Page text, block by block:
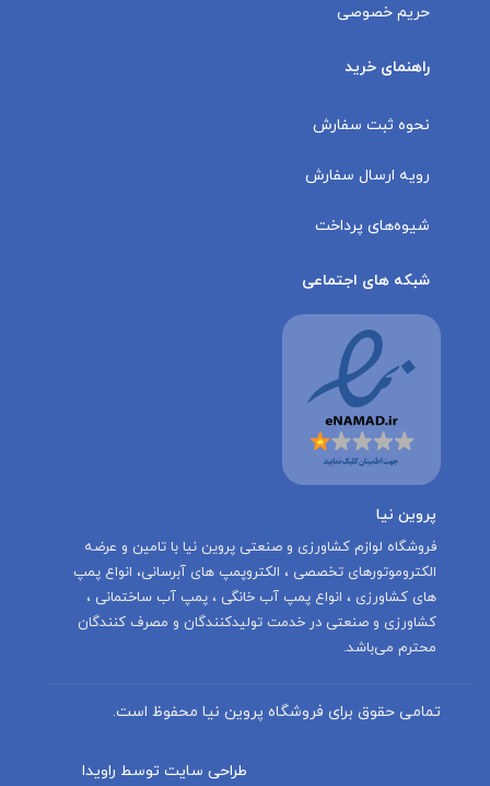
حریم خصوصی
راهنمای خرید
نحوه ثبت سفارش
رویه ارسال سفارش
شیوه‌های پرداخت
شبکه های اجتماعی
پروین نیا
‌فروشگاه لوازم کشاورزی و صنعتی پروین نیا با تامين و عرضه
الكتروموتورهاى تخصصى ، الكتروپمپ هاى آبرسانى، انواع پمپ
های کشاورزی ، انواع پمپ آب خانگی ، پمپ آب ساختمانی ،
کشاورزی و صنعتی در خدمت توليدكنندگان و مصرف كنندگان
محترم می‌باشد.
تمامی حقوق برای فروشگاه پروین نیا محفوظ است.
طراحی سایت توسط راویدا